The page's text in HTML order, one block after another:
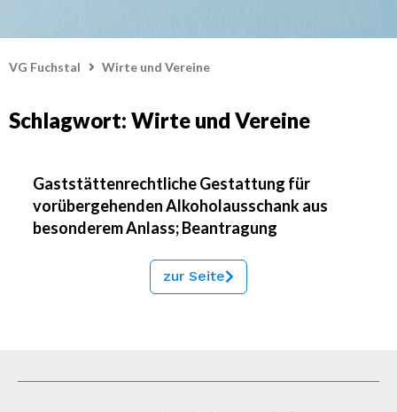
VG Fuchstal Wirte und Vereine
Schlagwort: Wirte und Vereine
Gaststättenrechtliche Gestattung für
vorübergehenden Alkoholausschank aus
besonderem Anlass; Beantragung
zur Seite